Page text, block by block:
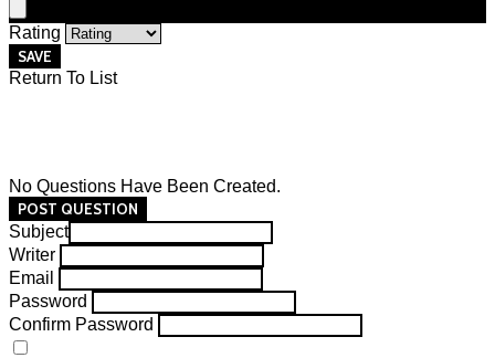
Rating
SAVE
Return To List
No Questions Have Been Created.
POST QUESTION
Subject
Writer
Email
Password
Confirm Password